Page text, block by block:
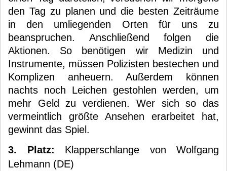
den Tag zu planen und die besten Zeiträume
in den umliegenden Orten für uns zu
beanspruchen. Anschließend folgen die
Aktionen. So benötigen wir Medizin und
Instrumente, müssen Polizisten bestechen und
Komplizen anheuern. Außerdem können
nachts noch Leichen gestohlen werden, um
mehr Geld zu verdienen. Wer sich so das
vermeintlich größte Ansehen erarbeitet hat,
gewinnt das Spiel.
3. Platz: Klapperschlange von Wolfgang
Lehmann (DE)